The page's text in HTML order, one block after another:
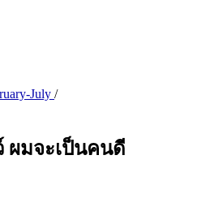
July /
ผมจะเป็นคนดี